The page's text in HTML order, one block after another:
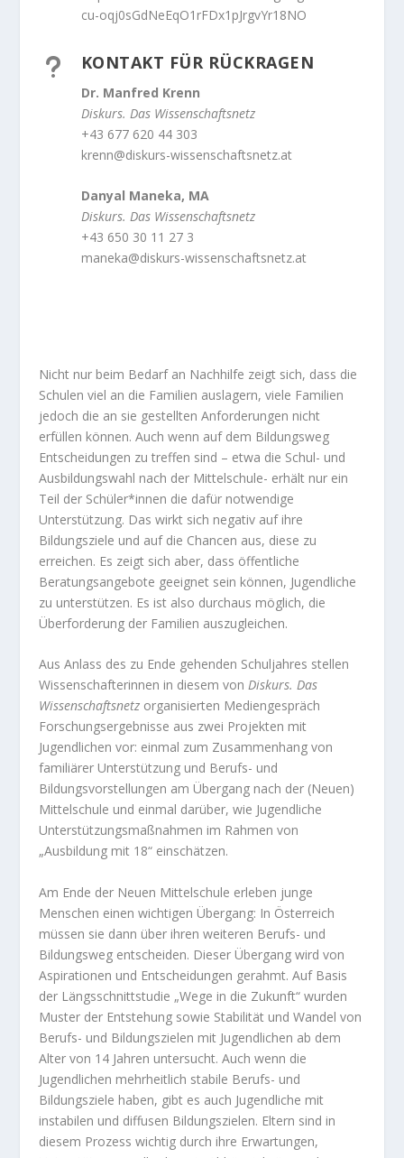
cu-oqj0sGdNeEqO1rFDx1pJrgvYr18NO
u KONTAKT FÜR RÜCKRAGEN
Dr. Manfred Krenn
Diskurs. Das Wissenschaftsnetz
+43 677 620 44 303
krenn@diskurs-wissenschaftsnetz.at
Danyal Maneka, MA
Diskurs. Das Wissenschaftsnetz
+43 650 30 11 27 3
maneka@diskurs-wissenschaftsnetz.at
Nicht nur beim Bedarf an Nachhilfe zeigt sich, dass die
Schulen viel an die Familien auslagern, viele Familien
jedoch die an sie gestellten Anforderungen nicht
erfüllen können. Auch wenn auf dem Bildungsweg
Entscheidungen zu treffen sind – etwa die Schul- und
Ausbildungswahl nach der Mittelschule- erhält nur ein
Teil der Schüler*innen die dafür notwendige
Unterstützung. Das wirkt sich negativ auf ihre
Bildungsziele und auf die Chancen aus, diese zu
erreichen. Es zeigt sich aber, dass öffentliche
Beratungsangebote geeignet sein können, Jugendliche
zu unterstützen. Es ist also durchaus möglich, die
Überforderung der Familien auszugleichen.
Aus Anlass des zu Ende gehenden Schuljahres stellen
Wissenschafterinnen in diesem von Diskurs. Das
Wissenschaftsnetzorganisierten Mediengespräch
Forschungsergebnisse aus zwei Projekten mit
Jugendlichen vor: einmal zum Zusammenhang von
familiärer Unterstützung und Berufs- und
Bildungsvorstellungen am Übergang nach der (Neuen)
Mittelschule und einmal darüber, wie Jugendliche
Unterstützungsmaßnahmen im Rahmen von
„Ausbildung mit 18“ einschätzen.
Am Ende der Neuen Mittelschule erleben junge
Menschen einen wichtigen Übergang: In Österreich
müssen sie dann über ihren weiteren Berufs- und
Bildungsweg entscheiden. Dieser Übergang wird von
Aspirationen und Entscheidungen gerahmt. Auf Basis
der Längsschnittstudie „Wege in die Zukunft“ wurden
Muster der Entstehung sowie Stabilität und Wandel von
Berufs- und Bildungszielen mit Jugendlichen ab dem
Alter von 14 Jahren untersucht. Auch wenn die
Jugendlichen mehrheitlich stabile Berufs- und
Bildungsziele haben, gibt es auch Jugendliche mit
instabilen und diffusen Bildungszielen. Eltern sind in
diesem Prozess wichtig durch ihre Erwartungen,